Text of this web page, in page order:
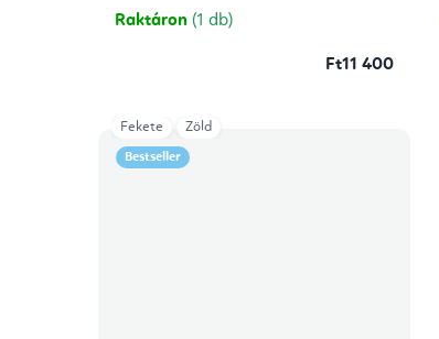
csillag.
Raktáron (1 db)
Ft11 400
Bestseller
Fekete Zöld